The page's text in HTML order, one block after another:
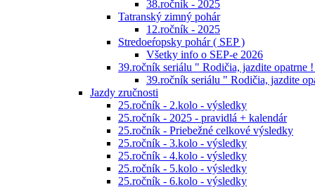
38.ročník - 2025
Tatranský zimný pohár
12.ročník - 2025
Stredoeŕopsky pohár ( SEP )
Všetky info o SEP-e 2026
39.ročník seriálu " Rodičia, jazdite opatrne
39.ročník seriálu " Rodičia, jazdite
Jazdy zručnosti
25.ročník - 2.kolo - výsledky
25.ročník - 2025 - pravidlá + kalendár
25.ročník - Priebežné celkové výsledky
25.ročník - 3.kolo - výsledky
25.ročník - 4.kolo - výsledky
25.ročník - 5.kolo - výsledky
25.ročník - 6.kolo - výsledky